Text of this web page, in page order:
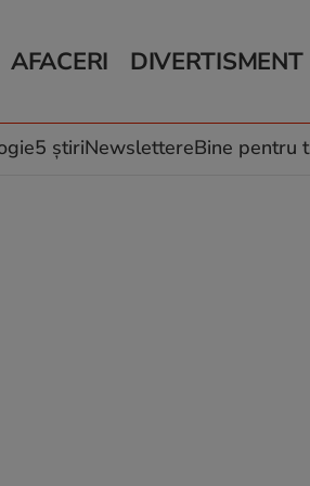
AFACERI
Auto
Locuri de muncă
DIVERTISMENT
Horoscop
Muzică și Filme
5 știriNewslettereBine pentru